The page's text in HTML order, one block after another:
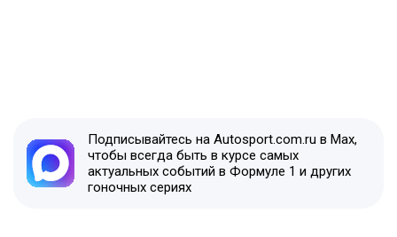
Подписывайтесь на Autosport.com.ru в Max,
чтобы всегда быть в курсе самых
актуальных событий в Формуле 1 и других
гоночных сериях